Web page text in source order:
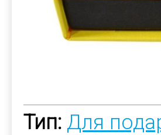
Тип: Для